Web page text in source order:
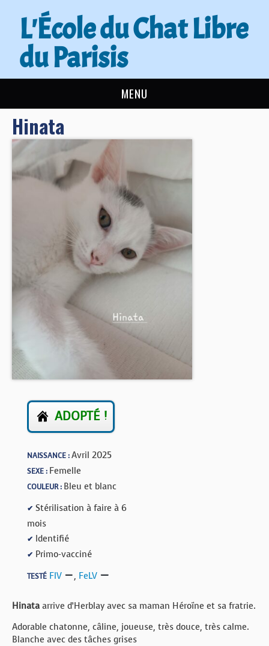
L'École du Chat Libre
du Parisis
MENU
L’ÉCOLE DU CHAT
ACTUALITÉS
ADOPTER
BOUTIQUE
FORUM
Hinata
ADOPTÉ !
NAISSANCE :Avril 2025
SEXE : Femelle
COULEUR : Bleu et blanc
✔ Stérilisation à faire à 6
mois
✔ Identifié
✔ Primo-vacciné
TESTÉ FIV , FeLV
Hinata arrive d’Herblay avec sa maman Héroïne et sa fratrie.
Adorable chatonne, câline, joueuse, très douce, très calme.
Blanche avec des tâches grises